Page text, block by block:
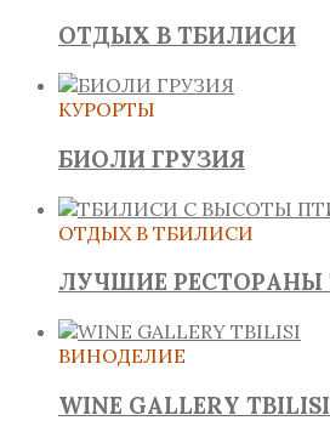
ОТДЫХ В ТБИЛИСИ
КУРОРТЫ
БИОЛИ ГРУЗИЯ
ОТДЫХ В ТБИЛИСИ
ЛУЧШИЕ РЕСТОРАНЫ
ВИНОДЕЛИЕ
WINE GALLERY TBILISI